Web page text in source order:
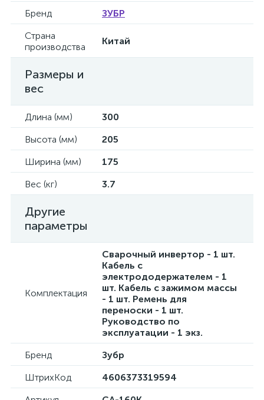
Бренд
ЗУБР
Страна
производства
Китай
Размеры и
вес
Длина (мм)
300
Высота (мм)
205
Ширина (мм)
175
Вес (кг)
3.7
Другие
параметры
Комплектация
Сварочный инвертор - 1 шт.
Кабель с
электрододержателем - 1
шт. Кабель с зажимом массы
- 1 шт. Ремень для
переноски - 1 шт.
Руководство по
эксплуатации - 1 экз.
Бренд
Зубр
ШтрихКод
4606373319594